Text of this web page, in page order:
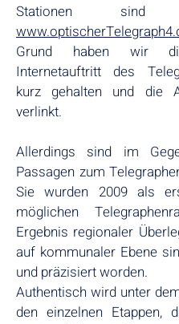
Stationen sind
Grund haben wir
Internetauftritt des
kurz gehalten und die
verlinkt.
Allerdings sind im
Passagen zum
Sie wurden 2009 als
möglichen
Ergebnis regionaler
auf kommunaler Ebene
und präzisiert worden.
Authentisch wird unter
den einzelnen